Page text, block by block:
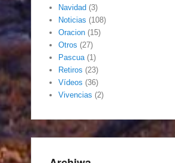
Navidad (3)
Noticias (108)
Oracion (15)
Otros (27)
Pascua(1)
Retiros (23)
Vídeos (36)
Vivencias (2)